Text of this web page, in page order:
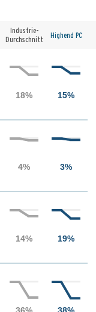
Industrie-
Durchschnitt
Highend PC